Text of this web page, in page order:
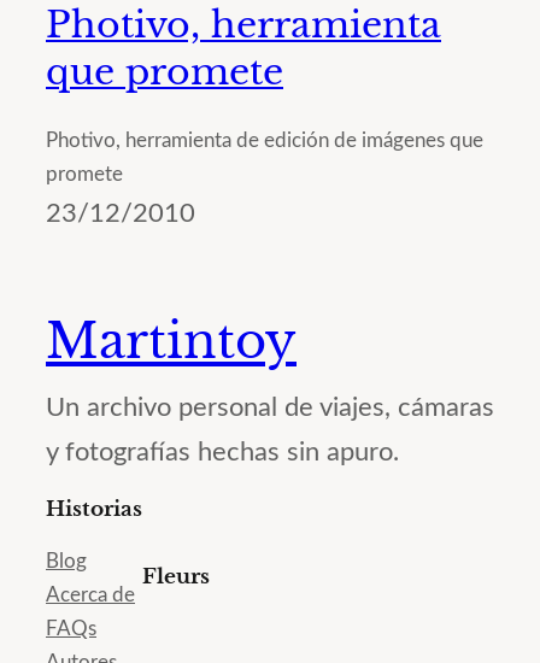
Photivo, herramienta
que promete
Photivo, herramienta de edición de imágenes que
promete
23/12/2010
Martintoy
Un archivo personal de viajes, cámaras
y fotografías hechas sin apuro.
Historias
Blog
Acerca de
FAQs
Fleurs